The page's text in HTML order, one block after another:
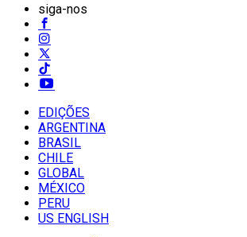
siga-nos
EDIÇÕES
ARGENTINA
BRASIL
CHILE
GLOBAL
MÉXICO
PERU
US ENGLISH